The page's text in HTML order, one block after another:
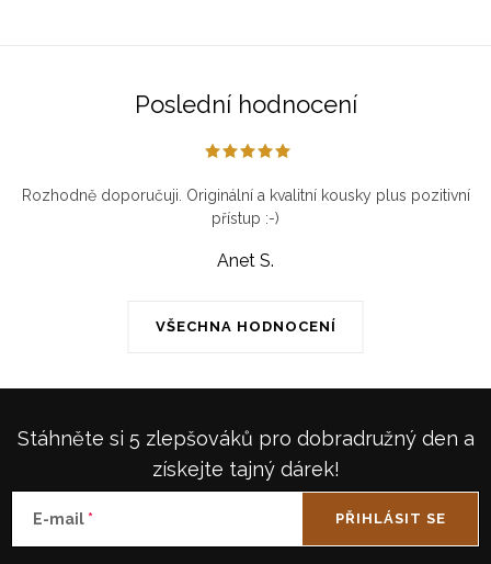
Poslední hodnocení
VŠECHNA HODNOCENÍ
Rozhodně doporučuji. Originální a kvalitní kousky plus pozitivní
přístup :-)
Anet S.
Stáhněte si 5 zlepšováků pro dobradružný den a
získejte tajný dárek!
E-mail PŘIHLÁSIT SE